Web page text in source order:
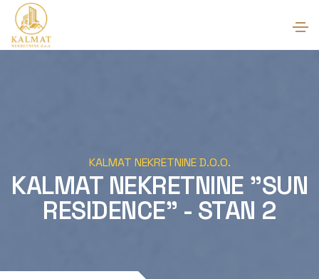
KALMAT NEKRETNINE D.O.O.
KALMAT NEKRETNINE "SUN
RESIDENCE" - STAN 2